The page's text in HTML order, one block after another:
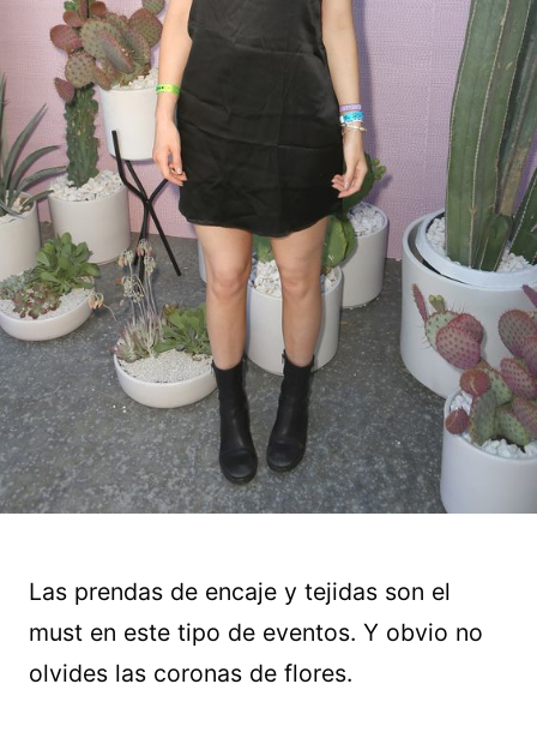
Las prendas de encaje y tejidas son el
must en este tipo de eventos. Y obvio no
olvides las coronas de flores.